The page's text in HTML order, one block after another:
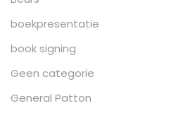
boekpresentatie
book signing
Geen categorie
General Patton